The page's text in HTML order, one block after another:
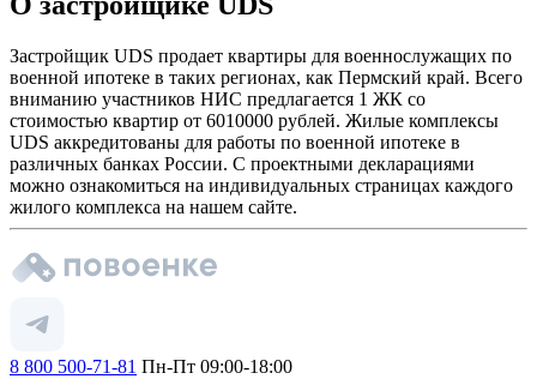
Застройщик UDS продает квартиры для военнослужащих по
военной ипотеке в таких регионах, как Пермский край. Всего
вниманию участников НИС предлагается 1 ЖК со
стоимостью квартир от 6010000 рублей. Жилые комплексы
UDS аккредитованы для работы по военной ипотеке в
различных банках России. С проектными декларациями
можно ознакомиться на индивидуальных страницах каждого
жилого комплекса на нашем сайте.
8 800 500-71-81 Пн-Пт 09:00-18:00